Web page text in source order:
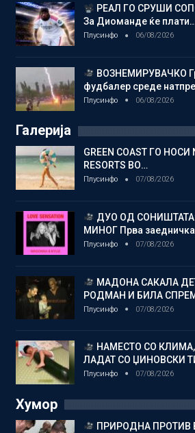
РЕАЛ ГО СРУШИ
За Диоманде ќе
Плусинфо 06/08/2026
ВОЗНЕМИРУВАЧКО
фудбалер среде
Плусинфо 06/08/2026
Галерија
GREEN COAST ГО НОСИ
RESORTS ВО…
Плусинфо 07/08/2026
ДУО ОД
МИНОГ Прва
Плусинфо 07/08/2026
МАДОНА САКАЛА
РОДМАН И БИЛА
Плусинфо 07/08/2026
НАМЕСТО СО
ЛАДАТ СО ЏИНОВСКИ
Плусинфо 07/08/2026
Хумор
ПРИРОДНА ПРОТИВ